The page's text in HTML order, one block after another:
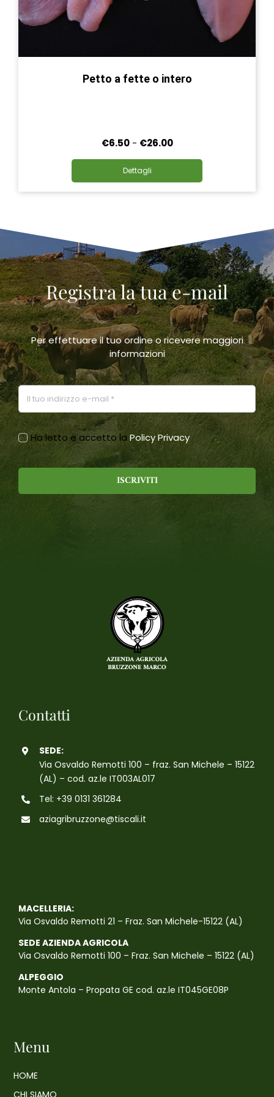
Petto a fette o intero
€6.50 - €26.00Fascia
da
€6.50
ha
Le
possono
essere
scelte
nella
pagina
del
prodotto
Dettagli
Registra la tua e-mail
Per effettuare il tuo ordine o ricevere maggiori
informazioni
Ho letto e accetto laPolicy Privacy
ISCRIVITI
Contatti
SEDE:
Via Osvaldo Remotti 100 – fraz. San Michele – 15122
(AL) – cod. az.le IT003AL017
Tel: +39 0131 361284
aziagribruzzone@tiscali.it
MACELLERIA:
Via Osvaldo Remotti 21 – Fraz. San Michele-15122 (AL)
SEDE AZIENDA AGRICOLA
Via Osvaldo Remotti 100 – Fraz. San Michele – 15122 (AL)
ALPEGGIO
Monte Antola – Propata GE cod. az.le IT045GE08P
Menu
HOME
CHI SIAMO